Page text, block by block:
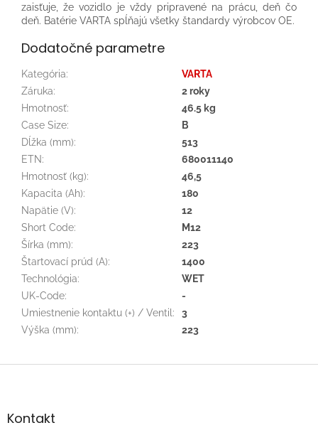
zaisťuje, že vozidlo je vždy pripravené na prácu, deň čo
deň.​ Batérie VARTA spĺňajú všetky štandardy výrobcov OE.​
Dodatočné parametre
Kategória:
VARTA
Záruka:
2 roky
Hmotnosť:
46.5 kg
Case Size:
B
Dĺžka (mm):
513
ETN:
680011140
Hmotnosť (kg):
46,5
Kapacita (Ah):
180
Napätie (V):
12
Short Code:
M12
Šírka (mm):
223
Štartovací prúd (A):
1400
Technológia:
WET
UK-Code:
-
Umiestnenie kontaktu (+) / Ventil :
3
Výška (mm): 223
Z
äKontakt